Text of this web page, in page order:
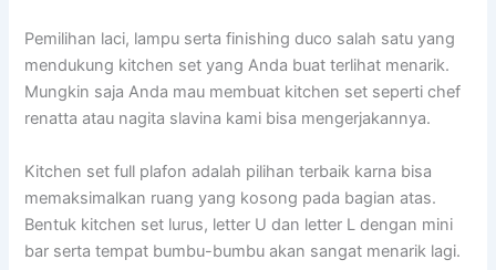
Pemilihan laci, lampu serta finishing duco salah satu yang
mendukung kitchen set yang Anda buat terlihat menarik.
Mungkin saja Anda mau membuat kitchen set seperti chef
renatta atau nagita slavina kami bisa mengerjakannya.
Kitchen set full plafon adalah pilihan terbaik karna bisa
memaksimalkan ruang yang kosong pada bagian atas.
Bentuk kitchen set lurus, letter U dan letter L dengan mini
bar serta tempat bumbu-bumbu akan sangat menarik lagi.